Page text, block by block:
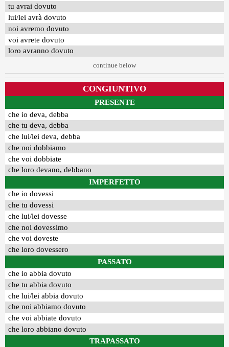
tu avrai dovuto
lui/lei avrà dovuto
noi avremo dovuto
voi avrete dovuto
loro avranno dovuto
continue below
CONGIUNTIVO
PRESENTE
che io deva, debba
che tu deva, debba
che lui/lei deva, debba
che noi dobbiamo
che voi dobbiate
che loro devano, debbano
IMPERFETTO
che io dovessi
che tu dovessi
che lui/lei dovesse
che noi dovessimo
che voi doveste
che loro dovessero
PASSATO
che io abbia dovuto
che tu abbia dovuto
che lui/lei abbia dovuto
che noi abbiamo dovuto
che voi abbiate dovuto
che loro abbiano dovuto
TRAPASSATO